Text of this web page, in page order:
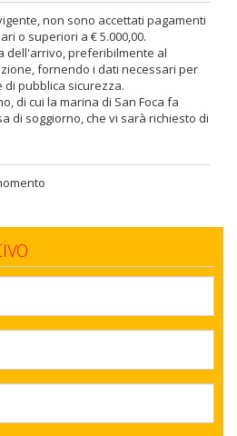
non sono accettati pagamenti
o superiori a € 5.000,00.
dell'arrivo, preferibilmente al
fornendo i dati necessari per
di pubblica sicurezza.
di cui la marina di San Foca fa
di soggiorno, che vi sarà richiesto di